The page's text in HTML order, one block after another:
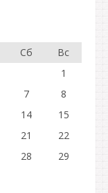
Сб
Вс
1
7
8
14
15
21
22
28
29